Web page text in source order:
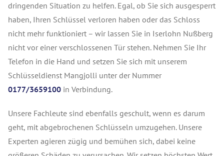
dringenden Situation zu helfen. Egal, ob Sie sich ausgesperrt
haben, Ihren Schlüssel verloren haben oder das Schloss
nicht mehr funktioniert – wir lassen Sie in Iserlohn Nußberg
nicht vor einer verschlossenen Tür stehen. Nehmen Sie Ihr
Telefon in die Hand und setzen Sie sich mit unserem
Schlüsseldienst Mangjolli unter der Nummer
0177/3659100 in Verbindung.
Unsere Fachleute sind ebenfalls geschult, wenn es darum
geht, mit abgebrochenen Schlüsseln umzugehen. Unsere
Experten agieren zügig und bemühen sich, dabei keine